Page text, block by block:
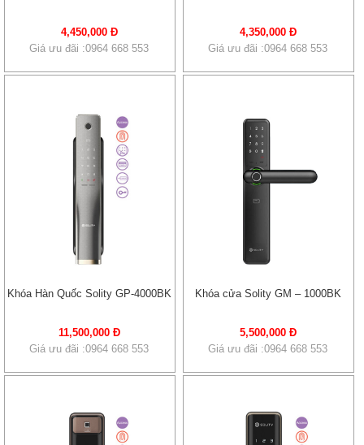
4,450,000 Đ
Giá ưu đãi :0964 668 553
4,350,000 Đ
Giá ưu đãi :0964 668 553
Khóa Hàn Quốc Solity GP-4000BK
11,500,000 Đ
Giá ưu đãi :0964 668 553
Khóa cửa Solity GM – 1000BK
5,500,000 Đ
Giá ưu đãi :0964 668 553